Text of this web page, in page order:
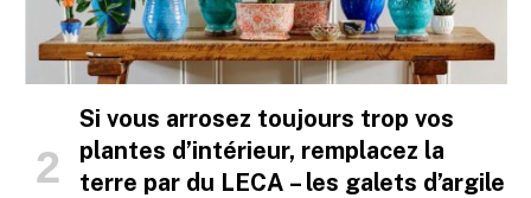
Si vous arrosez toujours trop vos
plantes d’intérieur, remplacez la
terre par du LECA – les galets d’argile